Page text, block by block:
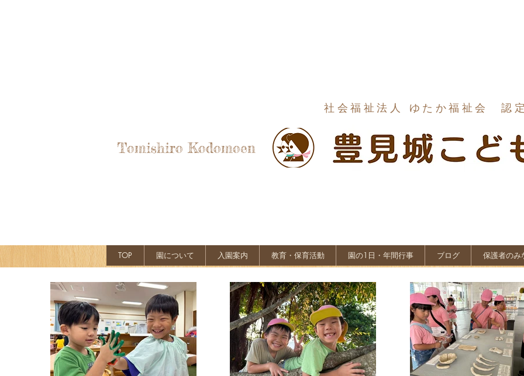
社会福祉法人 ゆたか福祉会 認
Tomishiro Kodomoen
TOP 園について 入園案内 教育・保育活動 園の1日・年間行事 ブログ 保護者のみ